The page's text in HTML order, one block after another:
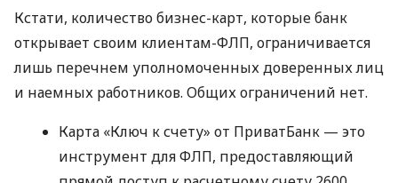
Кстати, количество бизнес-карт, которые банк
открывает своим клиентам-ФЛП, ограничивается
лишь перечнем уполномоченных доверенных лиц
и наемных работников. Общих ограничений нет.
Карта «Ключ к счету» от ПриватБанк — это
инструмент для ФЛП, предоставляющий